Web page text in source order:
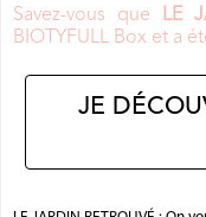
Savez-vous que LE
BIOTYFULL Box et a
JE